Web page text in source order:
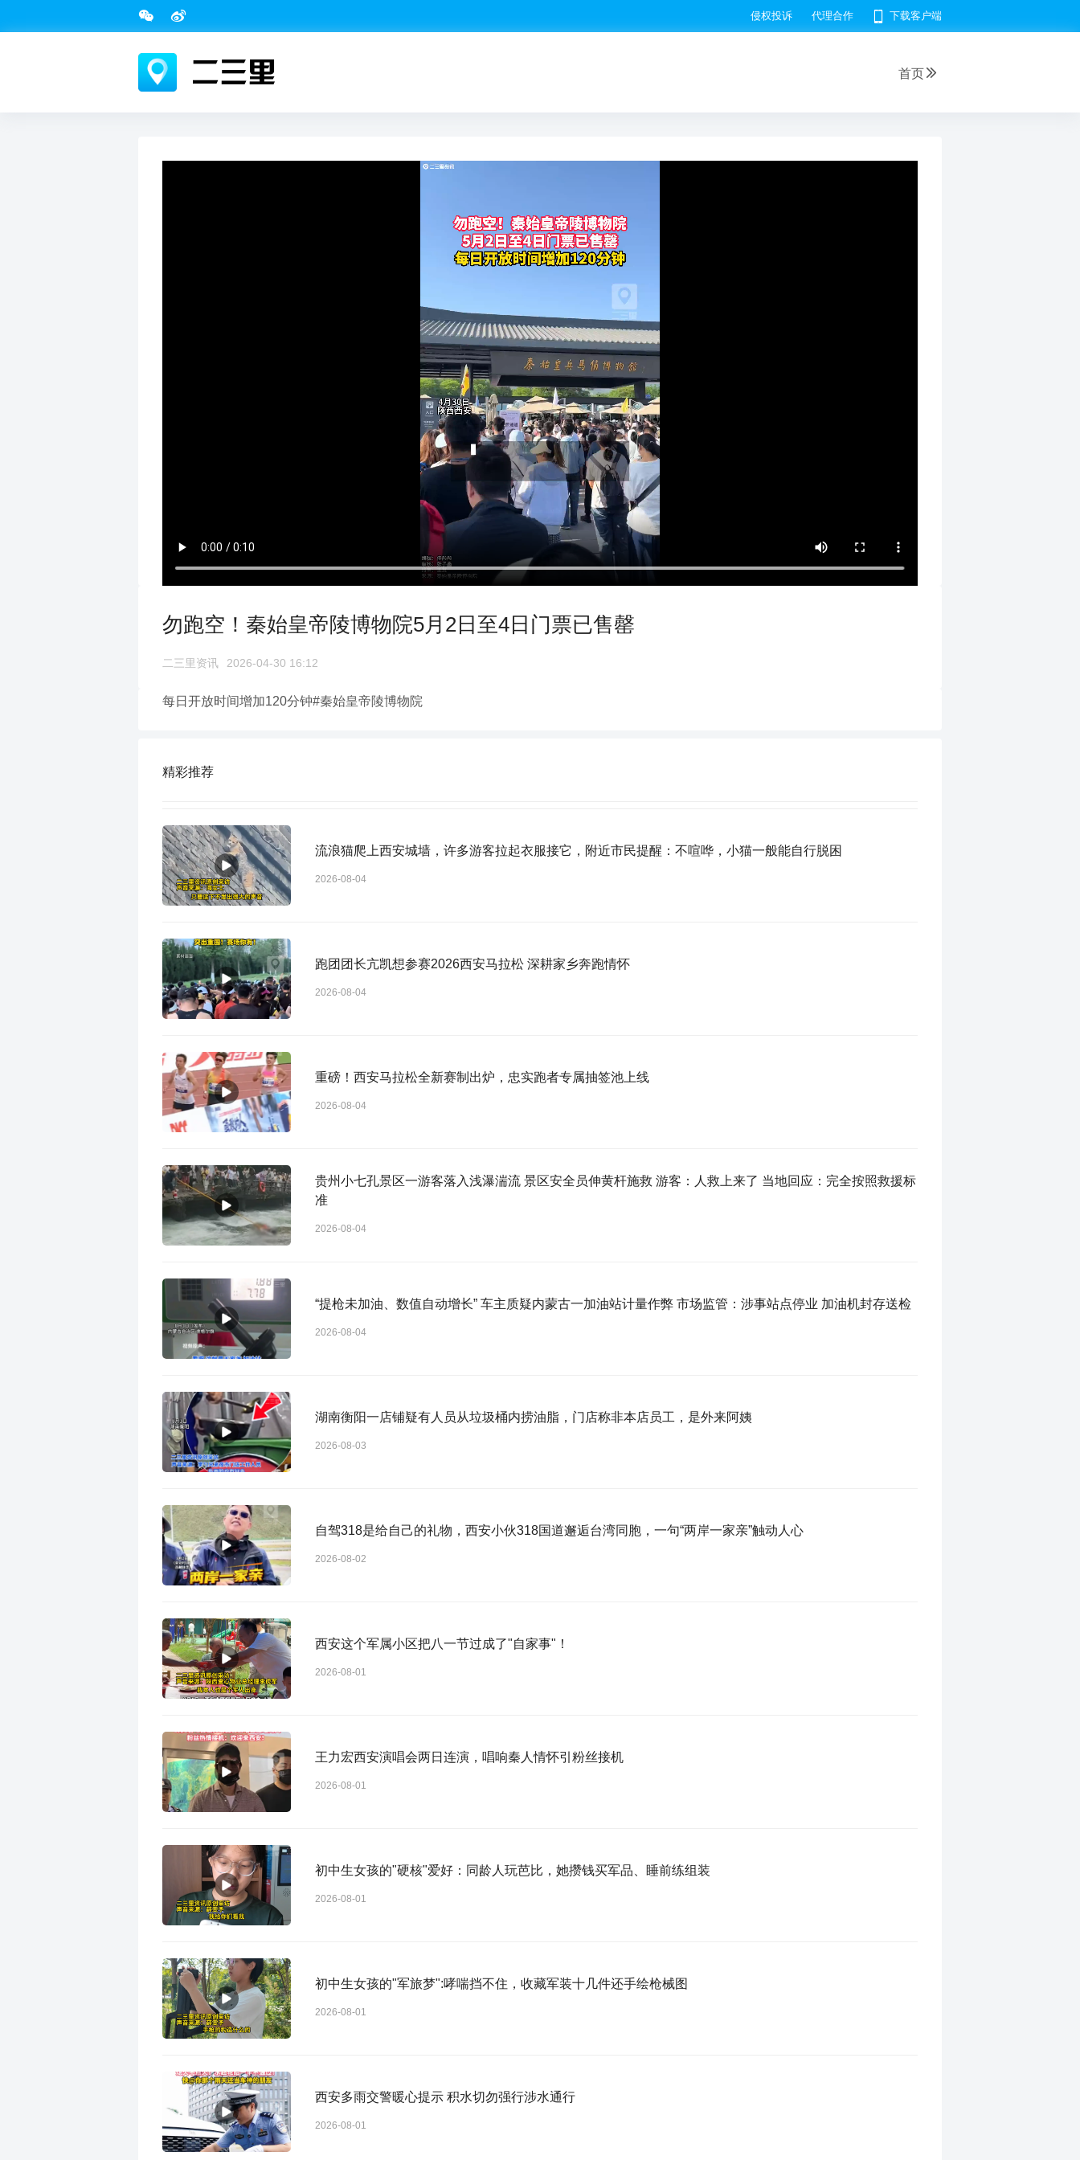
侵权投诉 代理合作 下载客户端
首页
勿跑空！秦始皇帝陵博物院5月2日至4日门票已售罄
二三里资讯 2026-04-30 16:12
每日开放时间增加120分钟#秦始皇帝陵博物院
精彩推荐
流浪猫爬上西安城墙，许多游客拉起衣服接它，附近市民提醒：不喧哗，小猫一般能自行脱困
2026-08-04
跑团团长亢凯想参赛2026西安马拉松 深耕家乡奔跑情怀
2026-08-04
重磅！西安马拉松全新赛制出炉，忠实跑者专属抽签池上线
2026-08-04
贵州小七孔景区一游客落入浅瀑湍流 景区安全员伸黄杆施救 游客：人救上来了 当地回应：完全按照救援标
准
2026-08-04
“提枪未加油、数值自动增长” 车主质疑内蒙古一加油站计量作弊 市场监管：涉事站点停业 加油机封存送检
2026-08-04
湖南衡阳一店铺疑有人员从垃圾桶内捞油脂，门店称非本店员工，是外来阿姨
2026-08-03
自驾318是给自己的礼物，西安小伙318国道邂逅台湾同胞，一句“两岸一家亲”触动人心
2026-08-02
西安这个军属小区把八一节过成了"自家事"！
2026-08-01
王力宏西安演唱会两日连演，唱响秦人情怀引粉丝接机
2026-08-01
初中生女孩的"硬核"爱好：同龄人玩芭比，她攒钱买军品、睡前练组装
2026-08-01
初中生女孩的"军旅梦":哮喘挡不住，收藏军装十几件还手绘枪械图
2026-08-01
西安多雨交警暖心提示 积水切勿强行涉水通行
2026-08-01